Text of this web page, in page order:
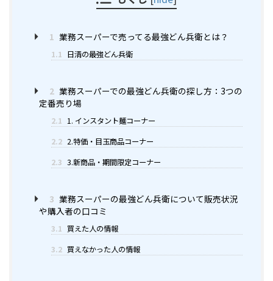
1 業務スーパーで売ってる最強どん兵衛とは？
1.1 日清の最強どん兵衛
2 業務スーパーでの最強どん兵衛の探し方：3つの
定番売り場
2.1 1. インスタント麺コーナー
2.2 2.特価・目玉商品コーナー
2.3 3.新商品・期間限定コーナー
3 業務スーパーの最強どん兵衛について販売状況
や購入者の口コミ
3.1 買えた人の情報
3.2 買えなかった人の情報